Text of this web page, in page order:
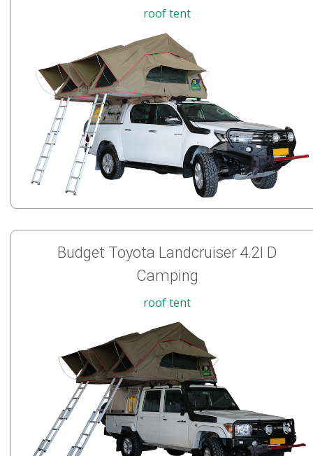
roof tent
Budget Toyota Landcruiser 4.2l D
Camping
roof tent